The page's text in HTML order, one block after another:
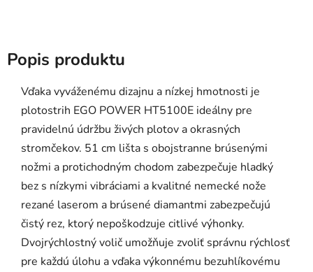
Popis produktu
Vďaka vyváženému dizajnu a nízkej hmotnosti je
plotostrih EGO POWER HT5100E ideálny pre
pravidelnú údržbu živých plotov a okrasných
stromčekov. 51 cm lišta s obojstranne brúsenými
nožmi a protichodným chodom zabezpečuje hladký
bez s nízkymi vibráciami a kvalitné nemecké nože
rezané laserom a brúsené diamantmi zabezpečujú
čistý rez, ktorý nepoškodzuje citlivé výhonky.
Dvojrýchlostný volič umožňuje zvoliť správnu rýchlosť
pre každú úlohu a vďaka výkonnému bezuhlíkovému